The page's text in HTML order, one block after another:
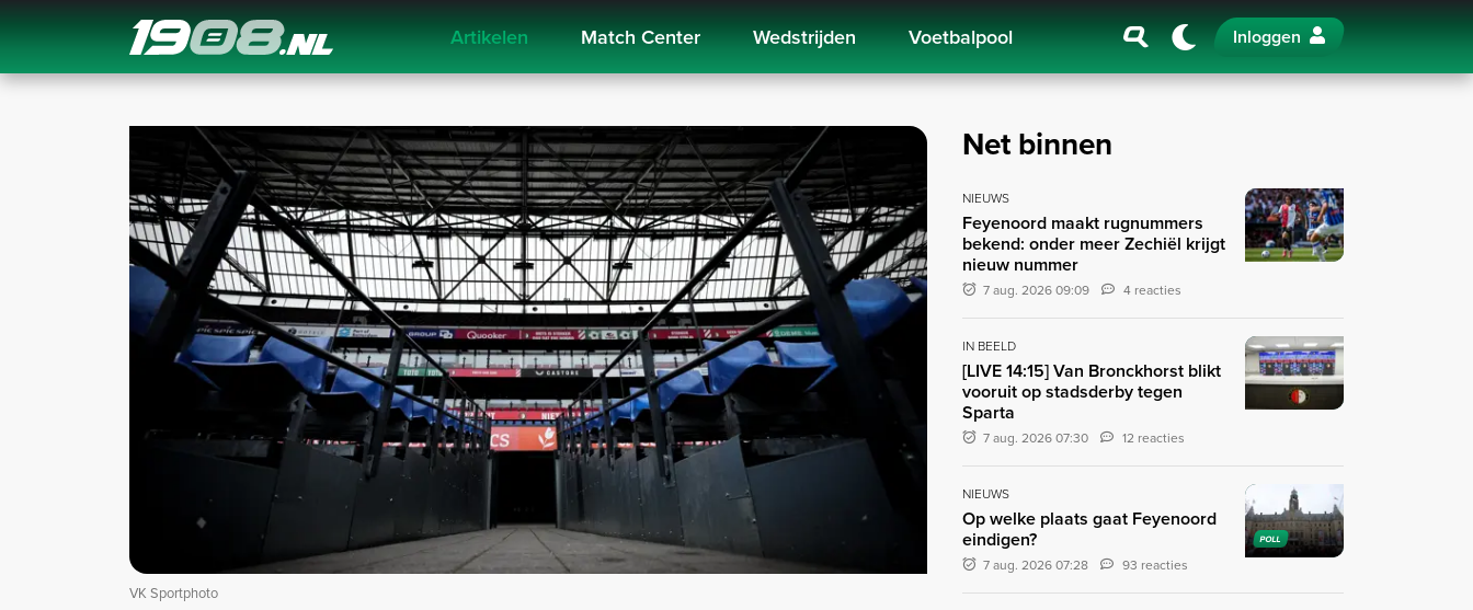
Navigation Artikelen Match Center Wedstrijden Voetbalpool Inloggen
VK Sportphoto
Net binnen
NIEUWS
Feyenoord maakt rugnummers
bekend: onder meer Zechiël krijgt
nieuw nummer
7 aug. 2026 09:09 4 reacties
IN BEELD
[LIVE 14:15] Van Bronckhorst blikt
vooruit op stadsderby tegen
Sparta
7 aug. 2026 07:30 12 reacties
POLL
NIEUWS
Op welke plaats gaat Feyenoord
eindigen?
7 aug. 2026 07:28 93 reacties